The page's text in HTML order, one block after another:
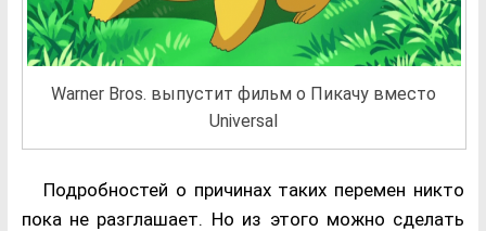
Warner Bros. выпустит фильм о Пикачу вместо
Universal
Подробностей о причинах таких перемен никто
пока не разглашает. Но из этого можно сделать